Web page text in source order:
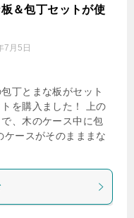
＆包丁セットが使
7月5日
丁とまな板がセット
を購入ました！ 上の
、木のケース中に包
ースがそのまままな